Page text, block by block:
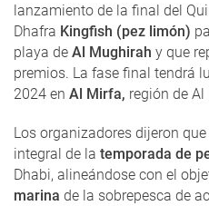
lanzamiento de la final del
Dhafra Kingfish (pez limón)
playa de Al Mughirah y que
premios. La fase final tendrá
2024 en Al Mirfa, región de Al
Los organizadores dijeron
integral de la temporada de
Dhabi, alineándose con el
marina de la sobrepesca de